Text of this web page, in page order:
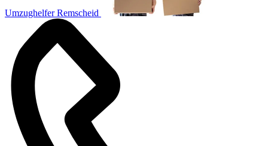
Umzughelfer Remscheid